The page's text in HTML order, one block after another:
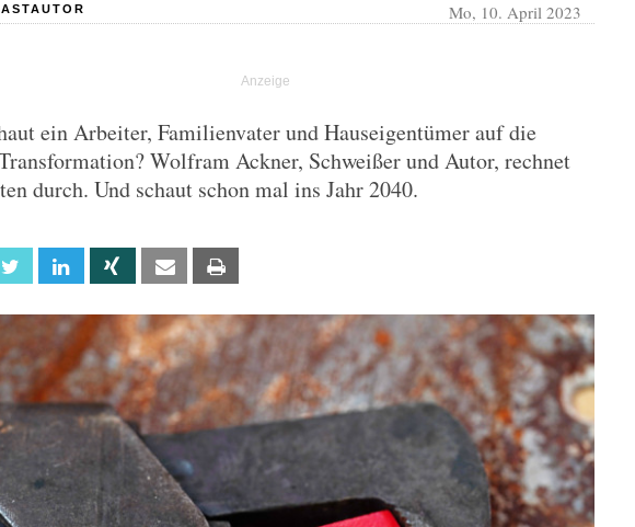
Mo, 10. April 2023
ein Arbeiter, Familienvater und Hauseigentümer auf die
Wolfram Ackner, Schweißer und Autor, rechnet
durch. Und schaut schon mal ins Jahr 2040.
Twitter Linkedin Xing Email